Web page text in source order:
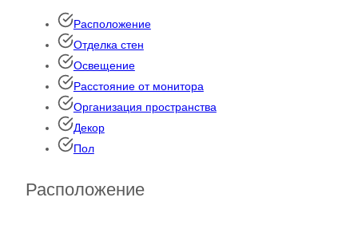
Расположение
Отделка стен
Освещение
Расстояние от монитора
Организация пространства
Декор
Пол
Расположение